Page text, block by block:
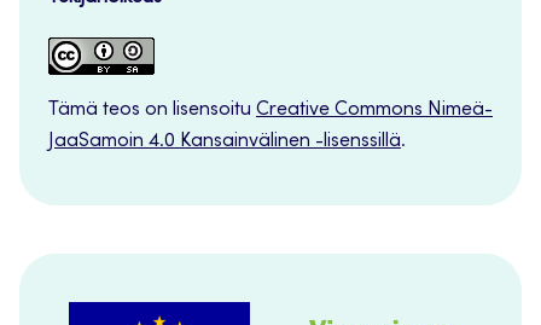
Tämä teos on lisensoitu Creative Commons Nimeä-
JaaSamoin 4.0 Kansainvälinen -lisenssillä.